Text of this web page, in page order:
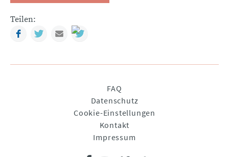
Teilen:
FacebookTwitterMail
FAQ
Datenschutz
Cookie-Einstellungen
Kontakt
Impressum